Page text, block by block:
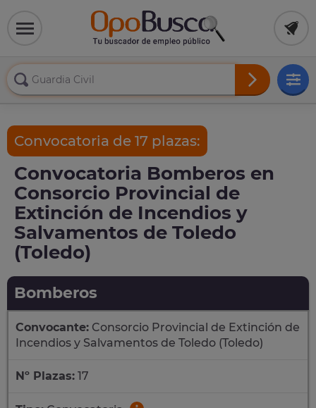
Convocatoria de 17 plazas:
Convocatoria Bomberos en
Consorcio Provincial de
Extinción de Incendios y
Salvamentos de Toledo
(Toledo)
Bomberos
Convocante: Consorcio Provincial de Extinción de
Incendios y Salvamentos de Toledo (Toledo)
Nº Plazas: 17